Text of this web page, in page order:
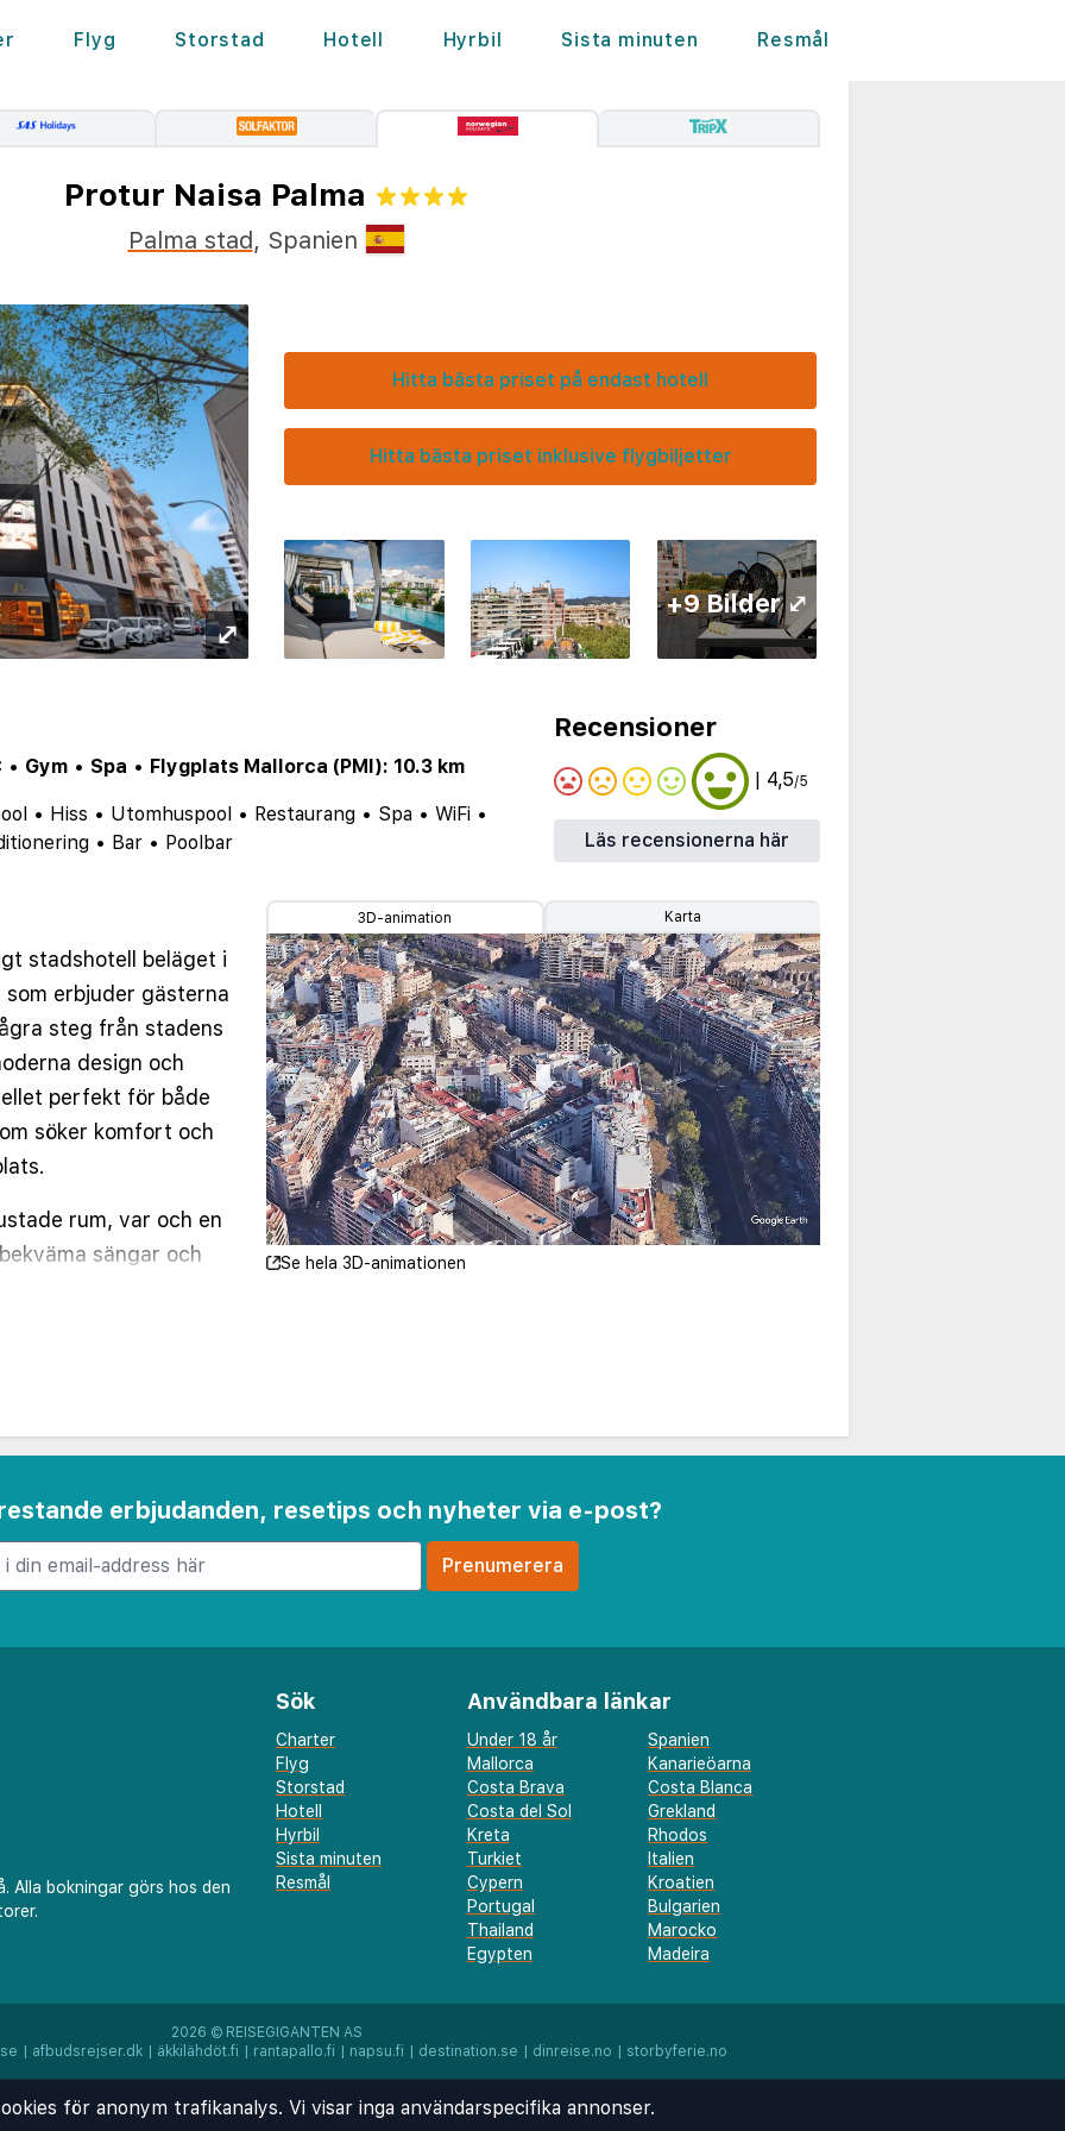
Flyg Storstad Hotell Hyrbil Sista minuten Resmål
Protur Naisa Palma
Palma stad, Spanien
⤢
Hitta bästa priset på endast hotell
Hitta bästa priset inklusive flygbiljetter
+9 Bilder ⤢
• Gym • Spa • Flygplats Mallorca (PMI): 10.3 km
• Hiss • Utomhuspool • Restaurang • Spa • WiFi •
• Bar • Poolbar
Recensioner
| 4,5/5
Läs recensionerna här
stadshotell beläget i
erbjuder gästerna
steg från stadens
design och
perfekt för både
söker komfort och
rum, var och en
sängar och
sviter, alla utrustade
ger en
efter en dag med
serverar ett utsökt
en mysig miljö för
ett gym,
privat parkering för
läge gör det
gamla stad,
landmärken, vilket
för varje gäst.
3D-animation Karta
Se hela 3D-animationen
erbjudanden, resetips och nyheter via e-post?
Alla bokningar görs hos den
Sök
Charter
Flyg
Storstad
Hotell
Hyrbil
Sista minuten
Resmål
Användbara länkar
Under 18 år
Spanien
Mallorca
Kanarieöarna
Costa Brava
Costa Blanca
Costa del Sol
Grekland
Kreta
Rhodos
Turkiet
Italien
Cypern
Kroatien
Portugal
Bulgarien
Thailand
Marocko
Egypten
Madeira
2026 © REISEGIGANTEN AS
afbudsrejser.dk äkkilähdöt.fi rantapallo.fi napsu.fi destination.se dinreise.no storbyferie.no
för anonym trafikanalys. Vi visar inga användarspecifika annonser.